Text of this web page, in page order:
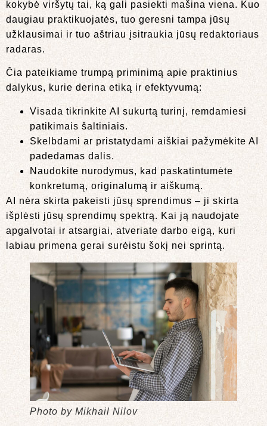
kokybė viršytų tai, ką gali pasiekti mašina viena. Kuo
daugiau praktikuojatės, tuo geresni tampa jūsų
užklausimai ir tuo aštriau įsitraukia jūsų redaktoriaus
radaras.
Čia pateikiame trumpą priminimą apie praktinius
dalykus, kurie derina etiką ir efektyvumą:
Visada tikrinkite AI sukurtą turinį, remdamiesi
patikimais šaltiniais.
Skelbdami ar pristatydami aiškiai pažymėkite AI
padedamas dalis.
Naudokite nurodymus, kad paskatintumėte
konkretumą, originalumą ir aiškumą.
AI nėra skirta pakeisti jūsų sprendimus – ji skirta
išplėsti jūsų sprendimų spektrą. Kai ją naudojate
apgalvotai ir atsargiai, atveriate darbo eigą, kuri
labiau primena gerai surėistu šokį nei sprintą.
Photo by Mikhail Nilov